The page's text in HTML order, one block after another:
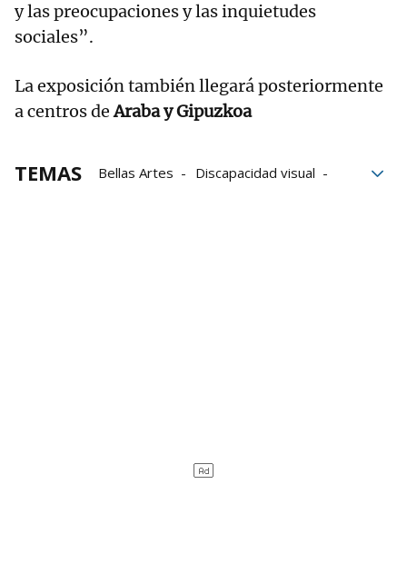
y las preocupaciones y las inquietudes
sociales”.
La exposición también llegará posteriormente
a centros deAraba y Gipuzkoa
TEMAS Bellas Artes
Discapacidad visual